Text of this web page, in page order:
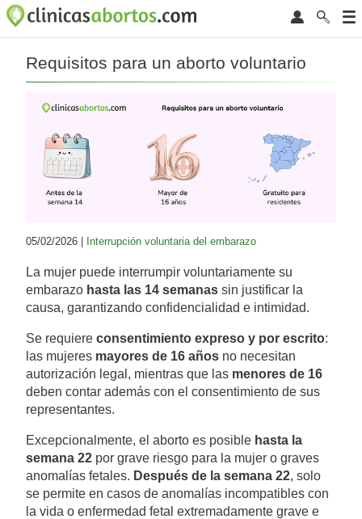
Requisitos para un aborto voluntario
05/02/2026 | Interrupción voluntaria del embarazo
La mujer puede interrumpir voluntariamente su
embarazo hasta las 14 semanas sin justificar la
causa, garantizando confidencialidad e intimidad.
Se requiere consentimiento expreso y por escrito:
las mujeres mayores de 16 años no necesitan
autorización legal, mientras que las menores de 16
deben contar además con el consentimiento de sus
representantes.
Excepcionalmente, el aborto es posible hasta la
semana 22 por grave riesgo para la mujer o graves
anomalías fetales. Después de la semana 22, solo
se permite en casos de anomalías incompatibles con
la vida o enfermedad fetal extremadamente grave e